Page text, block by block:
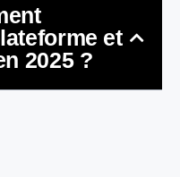
et
2025 ?